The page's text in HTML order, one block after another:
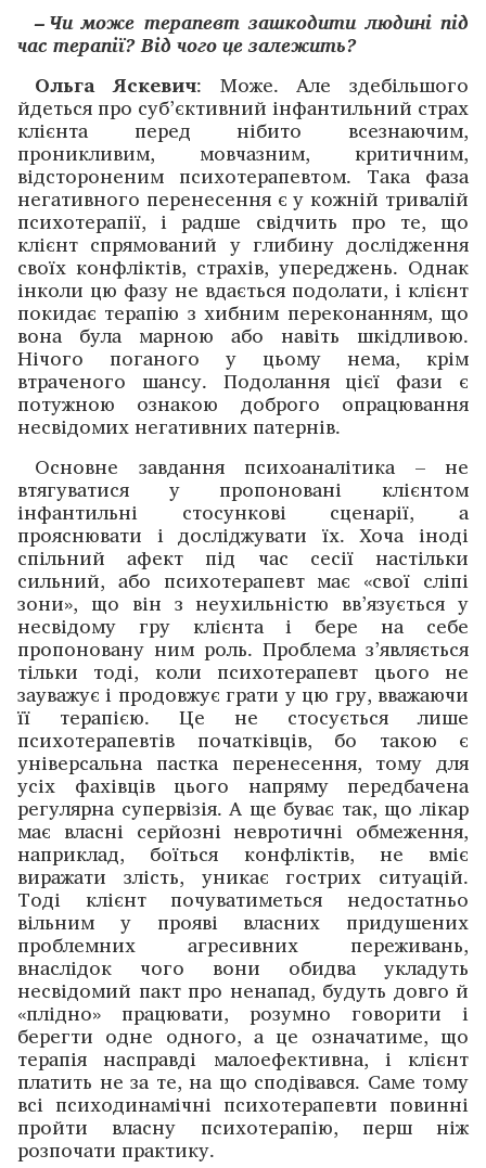
– Чи може терапевт зашкодити людині під
час терапії? Від чого це залежить?
Ольга Яскевич: Може. Але здебільшого
йдеться про суб’єктивний інфантильний страх
клієнта перед нібито всезнаючим,
проникливим, мовчазним, критичним,
відстороненим психотерапевтом. Така фаза
негативного перенесення є у кожній тривалій
психотерапії, і радше свідчить про те, що
клієнт спрямований у глибину дослідження
своїх конфліктів, страхів, упереджень. Однак
інколи цю фазу не вдається подолати, і клієнт
покидає терапію з хибним переконанням, що
вона була марною або навіть шкідливою.
Нічого поганого у цьому нема, крім
втраченого шансу. Подолання цієї фази є
потужною ознакою доброго опрацювання
несвідомих негативних патернів.
Основне завдання психоаналітика – не
втягуватися у пропоновані клієнтом
інфантильні стосункові сценарії, а
прояснювати і досліджувати їх. Хоча іноді
спільний афект під час сесії настільки
сильний, або психотерапевт має «свої сліпі
зони», що він з неухильністю вв’язується у
несвідому гру клієнта і бере на себе
пропоновану ним роль. Проблема з’являється
тільки тоді, коли психотерапевт цього не
зауважує і продовжує грати у цю гру, вважаючи
її терапією. Це не стосується лише
психотерапевтів початківців, бо такою є
універсальна пастка перенесення, тому для
усіх фахівців цього напряму передбачена
регулярна супервізія. А ще буває так, що лікар
має власні серйозні невротичні обмеження,
наприклад, боїться конфліктів, не вміє
виражати злість, уникає гострих ситуацій.
Тоді клієнт почуватиметься недостатньо
вільним у прояві власних придушених
проблемних агресивних переживань,
внаслідок чого вони обидва укладуть
несвідомий пакт про ненапад, будуть довго й
«плідно» працювати, розумно говорити і
берегти одне одного, а це означатиме, що
терапія насправді малоефективна, і клієнт
платить не за те, на що сподівався. Саме тому
всі психодинамічні психотерапевти повинні
пройти власну психотерапію, перш ніж
розпочати практику.